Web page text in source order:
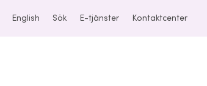
English Sök E-tjänster Kontaktcenter